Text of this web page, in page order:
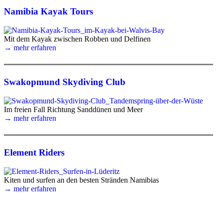
Namibia Kayak Tours
Mit dem Kayak zwischen Robben und Delfinen
→ mehr erfahren
Swakopmund Skydiving Club
Im freien Fall Richtung Sanddünen und Meer
→ mehr erfahren
Element Riders
Kiten und surfen an den besten Stränden Namibias
→ mehr erfahren